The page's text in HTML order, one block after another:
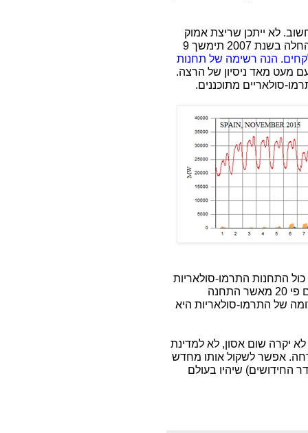
לא ייתכן שריצת אמוק
סנטימנטלית אחר חשמל תרמו-סולארי בלתי ידוע, שהחלה בשנת 2007 תימשך 9
. הנה רשימה של תחנות
מעט מאד ניסיון של הרצה.
סולאריים מתוכננים.
התחנות התרמו-סולאריות
(שהם פי 20 מאשר התחנה
של התרמו-סולאריות היא
יקרה שום אסון, לא למדינת
אפשר לשקול אותו מחדש
היעדר החידושים) שיהיו בעולם